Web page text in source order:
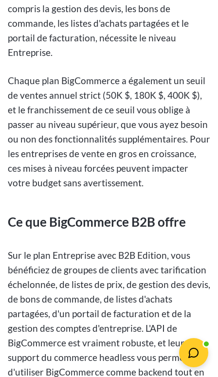
compris la gestion des devis, les bons de
commande, les listes d'achats partagées et le
portail de facturation, nécessite le niveau
Entreprise.
Chaque plan BigCommerce a également un seuil
de ventes annuel strict (50K $, 180K $, 400K $),
et le franchissement de ce seuil vous oblige à
passer au niveau supérieur, que vous ayez besoin
ou non des fonctionnalités supplémentaires. Pour
les entreprises de vente en gros en croissance,
ces mises à niveau forcées peuvent impacter
votre budget sans avertissement.
Ce que BigCommerce B2B offre
Sur le plan Entreprise avec B2B Edition, vous
bénéficiez de groupes de clients avec tarification
échelonnée, de listes de prix, de gestion des devis,
de bons de commande, de listes d'achats
partagées, d'un portail de facturation et de la
gestion des comptes d'entreprise. L'API de
BigCommerce est vraiment robuste, et leur
support du commerce headless vous permet
d'utiliser BigCommerce comme backend tout en